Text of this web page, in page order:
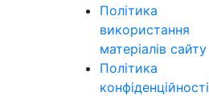
Політика
використання
матеріалів сайту
Політика
конфіденційності